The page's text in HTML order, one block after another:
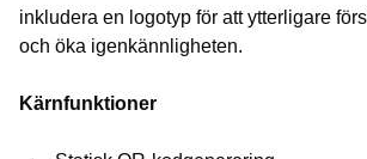
inkludera en logotyp för att ytterligare
och öka igenkännligheten.
Kärnfunktioner